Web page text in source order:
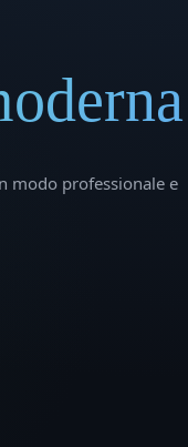
modo professionale e